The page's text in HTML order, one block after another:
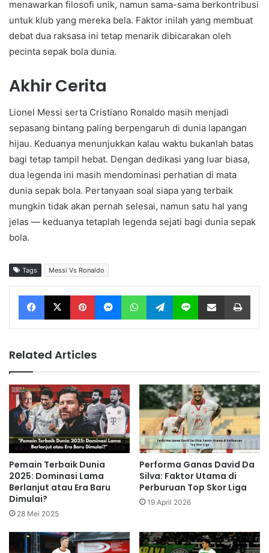
menawarkan filosofi unik, namun sama-sama berkontribusi
untuk klub yang mereka bela. Faktor inilah yang membuat
debat dua raksasa ini tetap menarik dibicarakan oleh
pecinta sepak bola dunia.
Akhir Cerita
Lionel Messi serta Cristiano Ronaldo masih menjadi
sepasang bintang paling berpengaruh di dunia lapangan
hijau. Keduanya menunjukkan kalau waktu bukanlah batas
bagi tetap tampil hebat. Dengan dedikasi yang luar biasa,
dua legenda ini masih mendominasi perhatian di mata
dunia sepak bola. Pertanyaan soal siapa yang terbaik
mungkin tidak akan pernah selesai, namun satu hal yang
jelas — keduanya tetaplah legenda sejati bagi dunia sepak
bola.
Tags Messi Vs Ronaldo
Facebook X Pinterest Messenger WhatsApp Telegram Line Share via Email
Related Articles
Pemain Terbaik Dunia
2025: Dominasi Lama
Berlanjut atau Era Baru
Dimulai?
28 Mei 2025
Performa Ganas David Da
Silva: Faktor Utama di
Perburuan Top Skor Liga
19 April 2026